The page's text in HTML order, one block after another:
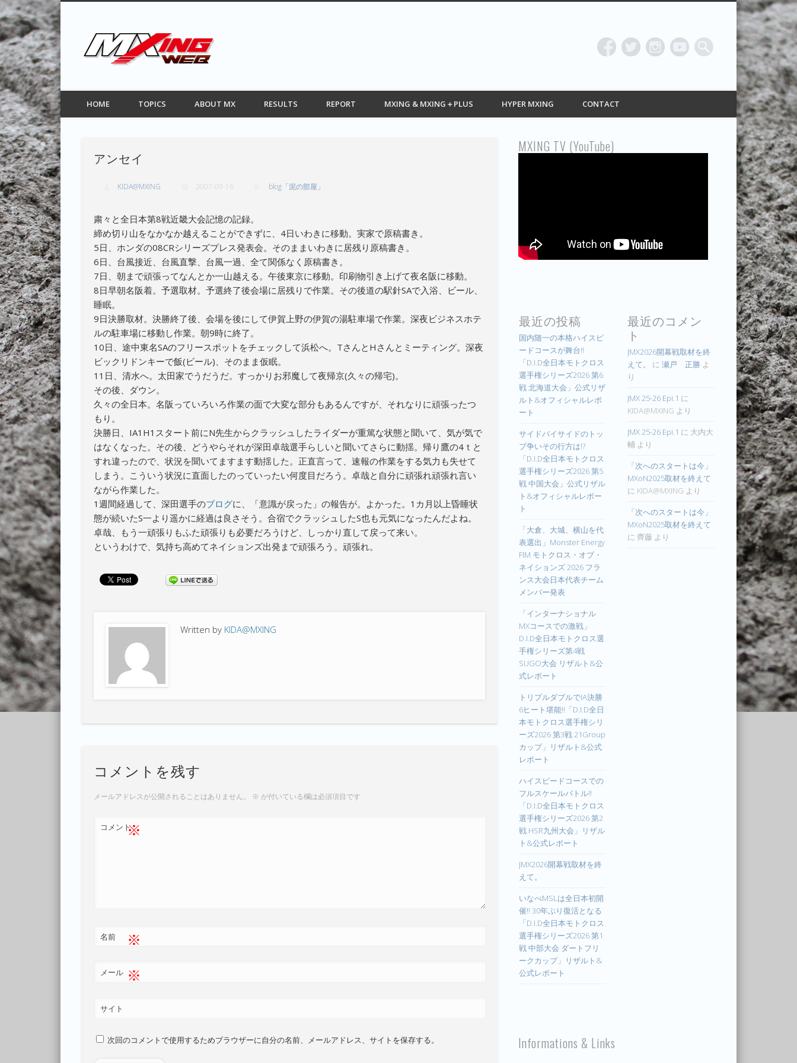
MXING web モトクロス情報 MOTOCROSSING
モトクロス情報サイト
FacebookTwitterPinterest Vimeo
HOME TOPICS ABOUT MX RESULTS REPORT MXING & MXING＋PLUS HYPER MXING CONTACT
アンセイ
KIDA@MXING 2007-09-16 blog「泥の部屋」
粛々と全日本第8戦近畿大会記憶の記録。
締め切り山をなかなか越えることができずに、4日いわきに移動。実家で原稿書き。
5日、ホンダの08CRシリーズプレス発表会。そのままいわきに居残り原稿書き。
6日、台風接近、台風直撃、台風一過、全て関係なく原稿書き。
7日、朝まで頑張ってなんとか一山越える。午後東京に移動。印刷物引き上げて夜名阪に移動。
8日早朝名阪着。予選取材。予選終了後会場に居残りで作業。その後道の駅針SAで入浴、ビール、
睡眠。
9日決勝取材。決勝終了後、会場を後にして伊賀上野の伊賀の湯駐車場で作業。深夜ビジネスホテ
ルの駐車場に移動し作業。朝9時に終了。
10日、途中東名SAのフリースポットをチェックして浜松へ。TさんとHさんとミーティング。深夜
ビックリドンキーで飯(ビール)、そのまま仮眠。
11日、清水へ。太田家でうだうだ。すっかりお邪魔して夜帰京(久々の帰宅)。
その後、ダウン。
久々の全日本。名阪っていろいろ作業の面で大変な部分もあるんですが、それなりに頑張ったつ
もり。
決勝日、IA1H1スタート前にN先生からクラッシュしたライダーが重篤な状態と聞いて、気が気で
はなくなった。その後、どうやらそれが深田卓哉選手らしいと聞いてさらに動揺。帰り鷹の4ｔと
すれ違ったので、状況を聞いてますます動揺した。正直言って、速報の作業をする気力も失せて
しまう。こういう状況に直面したのっていったい何度目だろう。卓哉と自分に頑張れ頑張れ言い
ながら作業した。
1週間経過して、深田選手のブログに、「意識が戻った」の報告が。よかった。1カ月以上昏睡状
態が続いたS一より遥かに経過は良さそう。合宿でクラッシュしたS也も元気になったんだよね。
卓哉、もう一頑張りもふた頑張りも必要だろうけど、しっかり直して戻って来い。
というわけで、気持ち高めてネイションズ出発まで頑張ろう。頑張れ。
Written by KIDA@MXING
コメントを残す
メールアドレスが公開されることはありません。 ※ が付いている欄は必須項目です
コメント※
名前 ※
メール ※
サイト
次回のコメントで使用するためブラウザーに自分の名前、メールアドレス、サイトを保存する。
MXING TV (YouTube)
最近の投稿
国内随一の本格ハイスピ
ードコースが舞台!!
「D.I.D全日本モトクロス
選手権シリーズ2026 第6
戦 北海道大会」公式リザ
ルト&オフィシャルレポ
ート
サイドバイサイドのトッ
プ争いその行方は!?
「D.I.D全日本モトクロス
選手権シリーズ2026 第5
戦 中国大会」公式リザル
ト&オフィシャルレポー
ト
「大倉、大城、横山を代
表選出」Monster Energy
FIM モトクロス・オブ・
ネイションズ 2026 フラ
ンス大会日本代表チーム
メンバー発表
「インターナショナル
MXコースでの激戦」
D.I.D全日本モトクロス選
手権シリーズ第4戦
SUGO大会 リザルト&公
式レポート
トリプルダブルでIA決勝
6ヒート堪能!!「D.I.D全日
本モトクロス選手権シリ
ーズ2026 第3戦 21Group
カップ」リザルト&公式
レポート
ハイスピードコースでの
フルスケールバトル!!
「D.I.D全日本モトクロス
選手権シリーズ2026 第2
戦 HSR九州大会」リザル
ト&公式レポート
JMX2026開幕戦取材を終
えて。
いなべMSLは全日本初開
催!! 30年ぶり復活となる
「D.I.D全日本モトクロス
選手権シリーズ2026 第1
戦 中部大会 ダートフリ
ークカップ」リザルト&
公式レポート
最近のコメン
ト
JMX2026開幕戦取材を終
えて。
に 瀬戸 正勝 よ
り
JMX 25-26 Epi.1 に
KIDA@MXING より
JMX 25-26 Epi.1 に 大内大
輔 より
「次へのスタートは今」
MXoN2025取材を終えて
に KIDA@MXING より
「次へのスタートは今」
MXoN2025取材を終えて
に 齊藤 より
Informations & Links